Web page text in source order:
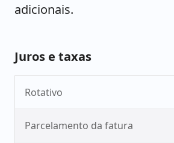
adicionais.
Juros e taxas
Rotativo
Parcelamento da fatura